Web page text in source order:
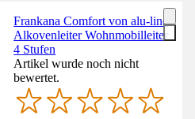
Frankana Comfort von alu-line
Alkovenleiter Wohnmobilleiter
4 Stufen
Artikel wurde noch nicht
bewertet.